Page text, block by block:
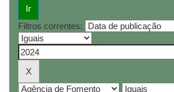
Filtros correntes: